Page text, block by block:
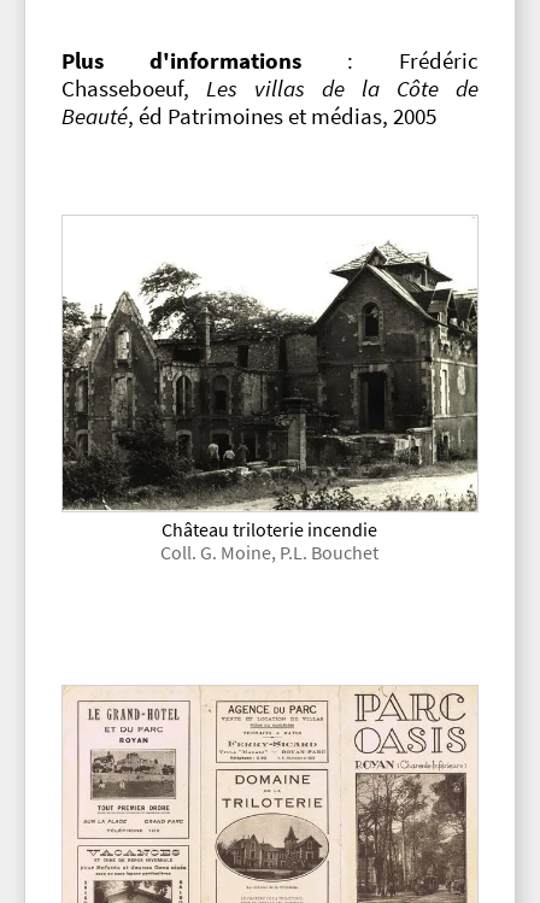
Plus d'informations : Frédéric
Chasseboeuf, Les villas de la Côte de
Beauté, éd Patrimoines et médias, 2005
Château triloterie incendie
Coll. G. Moine, P.L. Bouchet